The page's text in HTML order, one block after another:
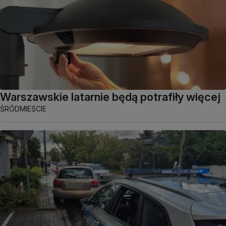
Warszawskie latarnie będą potrafiły więcej
ŚRÓDMIEŚCIE